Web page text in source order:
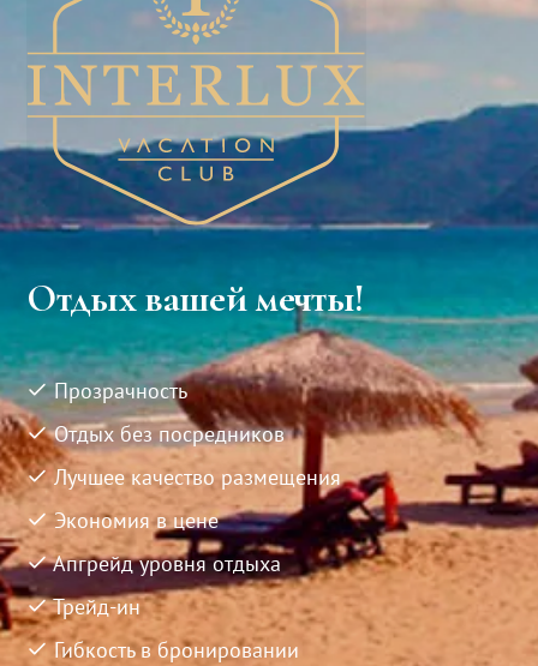
Отдых вашей мечты!
Прозрачность
Отдых без посредников
Лучшее качество размещения
Экономия в цене
Апгрейд уровня отдыха
Трейд-ин
Гибкость в бронировании